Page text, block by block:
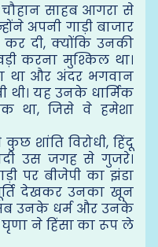
साहब आगरा से
अपनी गाड़ी बाजार
दी, क्योंकि उनकी
करना मुश्किल था।
था और अंदर भगवान
थी। यह उनके धार्मिक
था, जिसे वे हमेशा
शांति विरोधी, हिंदू
उस जगह से गुजरे।
पर बीजेपी का झंडा
देखकर उनका खून
उनके धर्म और उनके
ने हिंसा का रूप ले